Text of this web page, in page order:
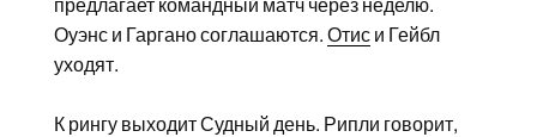
предлагает командный матч через неделю.
Оуэнс и Гаргано соглашаются. Отиси Гейбл
уходят.
К рингу выходит Судный день. Рипли говорит,